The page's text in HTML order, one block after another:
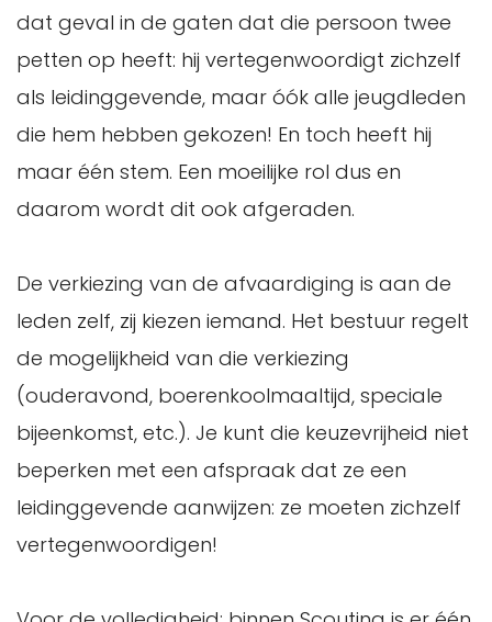
dat geval in de gaten dat die persoon twee
petten op heeft: hij vertegenwoordigt zichzelf
als leidinggevende, maar óók alle jeugdleden
die hem hebben gekozen! En toch heeft hij
maar één stem. Een moeilijke rol dus en
daarom wordt dit ook afgeraden.
De verkiezing van de afvaardiging is aan de
leden zelf, zij kiezen iemand. Het bestuur regelt
de mogelijkheid van die verkiezing
(ouderavond, boerenkoolmaaltijd, speciale
bijeenkomst, etc.). Je kunt die keuzevrijheid niet
beperken met een afspraak dat ze een
leidinggevende aanwijzen: ze moeten zichzelf
vertegenwoordigen!